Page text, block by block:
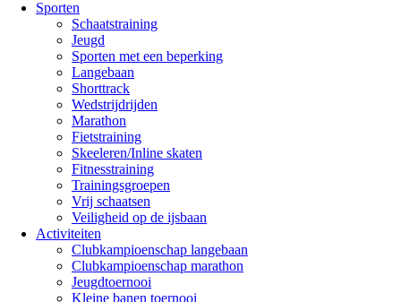
Sporten
Schaatstraining
Jeugd
Sporten met een beperking
Langebaan
Shorttrack
Wedstrijdrijden
Marathon
Fietstraining
Skeeleren/Inline skaten
Fitnesstraining
Trainingsgroepen
Vrij schaatsen
Veiligheid op de ijsbaan
Activiteiten
Clubkampioenschap langebaan
Clubkampioenschap marathon
Jeugdtoernooi
Kleine banen toernooi